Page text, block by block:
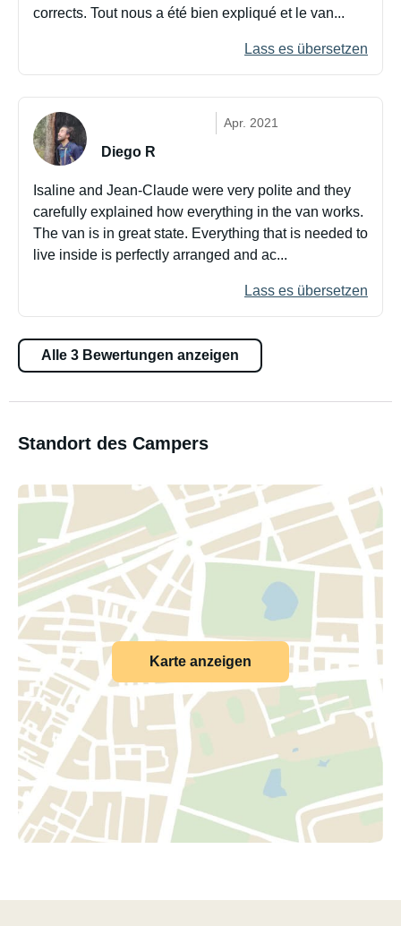
corrects. Tout nous a été bien expliqué et le van...
Lass es übersetzen
Apr. 2021
Diego R
Isaline and Jean-Claude were very polite and they
carefully explained how everything in the van works.
The van is in great state. Everything that is needed to
live inside is perfectly arranged and ac...
Lass es übersetzen
Alle 3 Bewertungen anzeigen
Standort des Campers
Karte anzeigen